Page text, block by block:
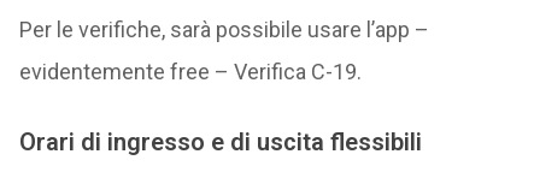
Per le verifiche, sarà possibile usare l’app –
evidentemente free – Verifica C-19.
Orari di ingresso e di uscita flessibili